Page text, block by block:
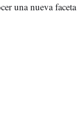
una nueva faceta